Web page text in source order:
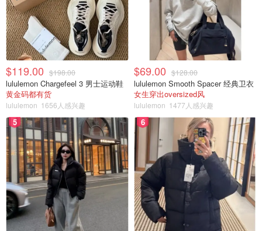
Labubu的爆红之路
Labubu最初是艺术家兼插画师龙家升（Kasing Lung）笔下
的形象，于2015年首次出现在三本受北欧神话启发的绘本
中，当时它们是长着尖耳朵和尖牙的怪物。
2019年，龙家升与泡泡玛特这家服务于玩具收藏家和潮流
达人的公司达成合作，开始销售Labubu手办。
然而，直到2023年泡泡玛特开始销售带有钥匙扣的Labubu
毛绒玩具后，这些长着牙齿的小怪物才仿佛一夜之间遍布各
地，出现在蕾哈娜（Rihanna）、金·卡戴珊（Kim
$119.00 $198.00
lululemon Chargefeel 3 男士运动鞋
黄金码都有货
lululemon 1656人感兴趣
$69.00 $128.00
lululemon Smooth Spacer 经典卫衣
女生穿出oversized风
lululemon 1477人感兴趣
5 6